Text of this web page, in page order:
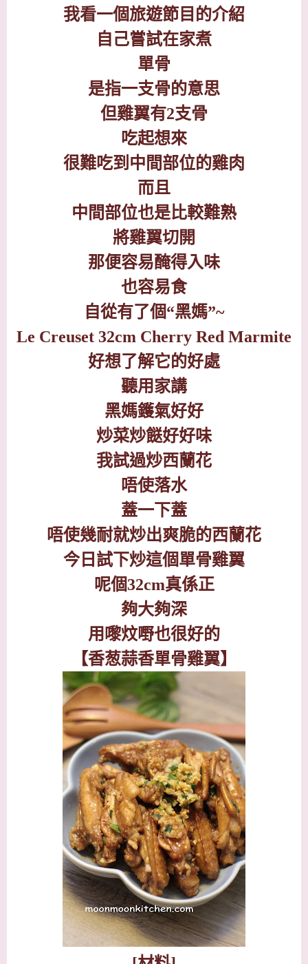
我看一個旅遊節目的介紹
自己嘗試在家煮
單骨
是指一支骨的意思
但雞翼有2支骨
吃起想來
很難吃到中間部位的雞肉
而且
中間部位也是比較難熟
將雞翼切開
那便容易醃得入味
也容易食
自從有了個“黑媽”~
Le Creuset 32cm Cherry Red Marmite
好想了解它的好處
聽用家講
黑媽鑊氣好好
炒菜炒餸好好味
我試過炒西蘭花
唔使落水
蓋一下蓋
唔使幾耐就炒出爽脆的西蘭花
今日試下炒這個單骨雞翼
呢個32cm真係正
夠大夠深
用嚟炆嘢也很好的
【香葱蒜香單骨雞翼】